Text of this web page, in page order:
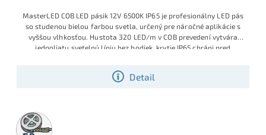
Detail
MasterLED COB LED pásik 12V 6500K IP65 je profesionálny LED pás
so studenou bielou farbou svetla, určený pre náročné aplikácie s
vyššou vlhkosťou. Hustota 320 LED/m v COB prevedení vytvára
jednoliatu svetelnú líniu bez bodiek, krytie IP65 chráni pred
svietivosť pri stále úspornej prevádzke.
50m
rolka